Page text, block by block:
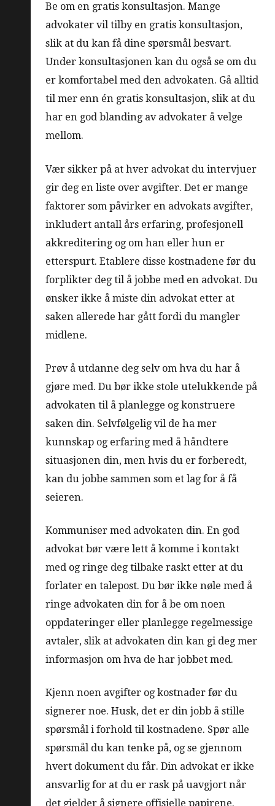
Be om en gratis konsultasjon. Mange
advokater vil tilby en gratis konsultasjon,
slik at du kan få dine spørsmål besvart.
Under konsultasjonen kan du også se om du
er komfortabel med den advokaten. Gå alltid
til mer enn én gratis konsultasjon, slik at du
har en god blanding av advokater å velge
mellom.
Vær sikker på at hver advokat du intervjuer
gir deg en liste over avgifter. Det er mange
faktorer som påvirker en advokats avgifter,
inkludert antall års erfaring, profesjonell
akkreditering og om han eller hun er
etterspurt. Etablere disse kostnadene før du
forplikter deg til å jobbe med en advokat. Du
ønsker ikke å miste din advokat etter at
saken allerede har gått fordi du mangler
midlene.
Prøv å utdanne deg selv om hva du har å
gjøre med. Du bør ikke stole utelukkende på
advokaten til å planlegge og konstruere
saken din. Selvfølgelig vil de ha mer
kunnskap og erfaring med å håndtere
situasjonen din, men hvis du er forberedt,
kan du jobbe sammen som et lag for å få
seieren.
Kommuniser med advokaten din. En god
advokat bør være lett å komme i kontakt
med og ringe deg tilbake raskt etter at du
forlater en talepost. Du bør ikke nøle med å
ringe advokaten din for å be om noen
oppdateringer eller planlegge regelmessige
avtaler, slik at advokaten din kan gi deg mer
informasjon om hva de har jobbet med.
Kjenn noen avgifter og kostnader før du
signerer noe. Husk, det er din jobb å stille
spørsmål i forhold til kostnadene. Spør alle
spørsmål du kan tenke på, og se gjennom
hvert dokument du får. Din advokat er ikke
ansvarlig for at du er rask på uavgjort når
det gjelder å signere offisielle papirene.